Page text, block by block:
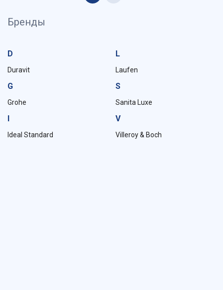
Бренды
D
Duravit
G
Grohe
I
Ideal Standard
L
Laufen
S
Sanita Luxe
V
Villeroy & Boch